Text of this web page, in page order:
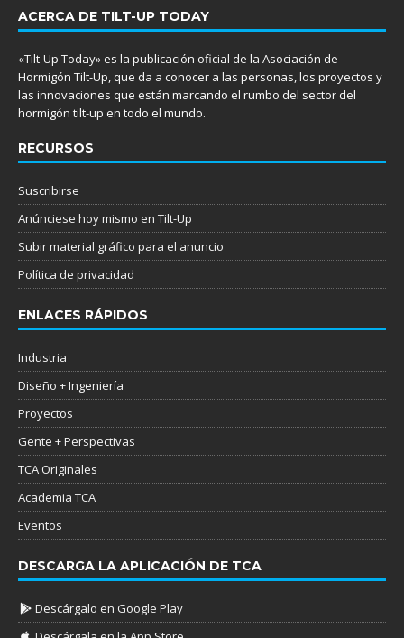
ACERCA DE TILT-UP TODAY
«Tilt-Up Today» es la publicación oficial de la Asociación de
Hormigón Tilt-Up, que da a conocer a las personas, los proyectos y
las innovaciones que están marcando el rumbo del sector del
hormigón tilt-up en todo el mundo.
RECURSOS
Suscribirse
Anúnciese hoy mismo en Tilt-Up
Subir material gráfico para el anuncio
Política de privacidad
ENLACES RÁPIDOS
Industria
Diseño + Ingeniería
Proyectos
Gente + Perspectivas
TCA Originales
Academia TCA
Eventos
DESCARGA LA APLICACIÓN DE TCA
Descárgalo en Google Play